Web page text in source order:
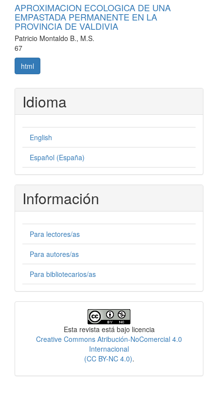
APROXIMACION ECOLOGICA DE UNA
EMPASTADA PERMANENTE EN LA
PROVINCIA DE VALDIVIA
Patricio Montaldo B., M.S.
67
html
Idioma
English
Español (España)
Información
Para lectores/as
Para autores/as
Para bibliotecarios/as
Esta revista está bajo licencia
Creative Commons Atribución-NoComercial 4.0
Internacional
(CC BY-NC 4.0).